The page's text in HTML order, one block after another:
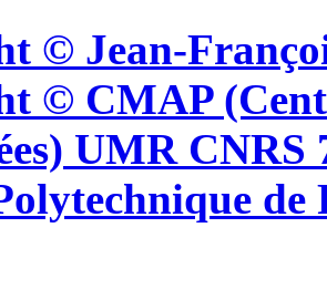
© Jean-
© CMAP
UMR CNRS
de